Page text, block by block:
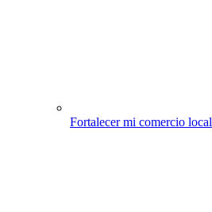
Fortalecer mi comercio local